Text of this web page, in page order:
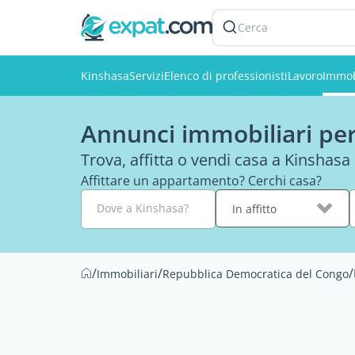
Cerca
KinshasaServiziElenco di professionistiLavoro
Annunci immobiliari
Trova, affitta o vendi casa a Kinshasa
Affittare un appartamento? Cerchi casa?
Dove a Kinshasa? In affitto
/Immobiliari/Repubblica Democratica del Congo/